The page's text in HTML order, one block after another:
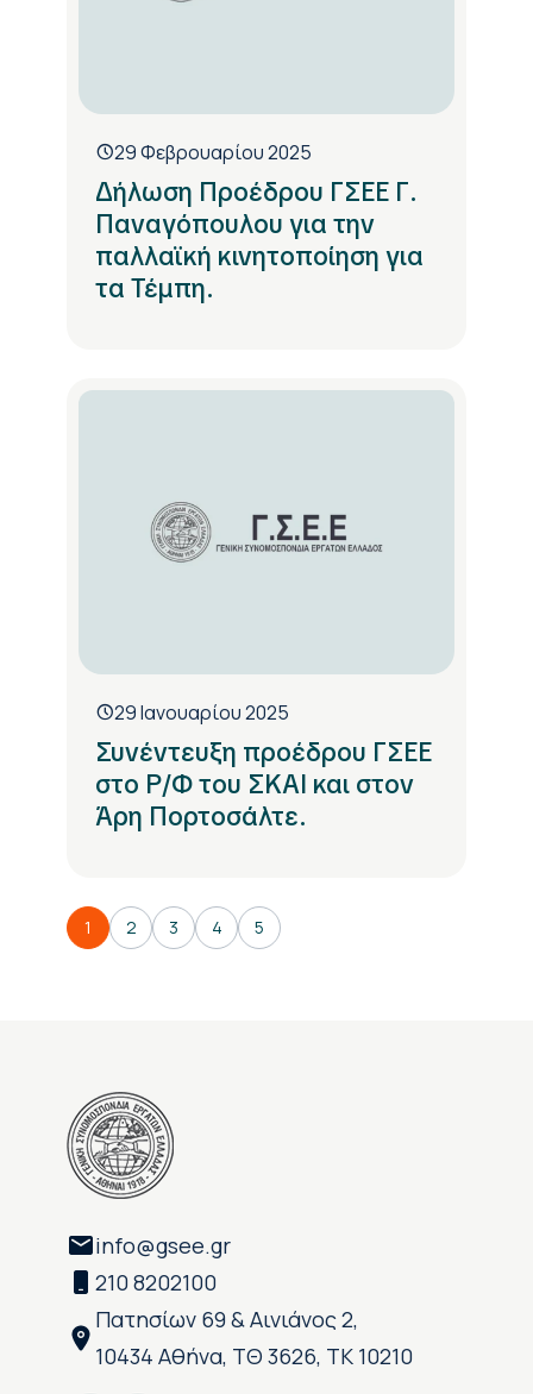
29 Φεβρουαρίου 2025
Δήλωση Προέδρου ΓΣΕΕ Γ.
Παναγόπουλου για την
παλλαϊκή κινητοποίηση για
τα Τέμπη.
29 Ιανουαρίου 2025
Συνέντευξη προέδρου ΓΣΕΕ
στο Ρ/Φ του ΣΚΑΙ και στον
Άρη Πορτοσάλτε.
1 2 3 4 5
info@gsee.gr
210 8202100
Πατησίων 69 & Αινιάνος 2,
10434 Αθήνα, ΤΘ 3626, ΤΚ 10210